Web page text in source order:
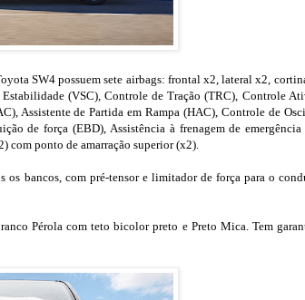
SW4 possuem sete airbags: frontal x2, lateral x2,
(VSC), Controle de Tração (TRC), Controle
Assistente de Partida em Rampa (HAC), Controle de
de força (EBD), Assistência à frenagem de
com ponto de amarração superior (x2).
os bancos, com pré-tensor e limitador de força para o
Pérola com teto bicolor preto e Preto Mica. Tem